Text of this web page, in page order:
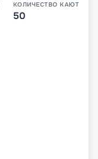
КОЛИЧЕСТВО КАЮТ
50